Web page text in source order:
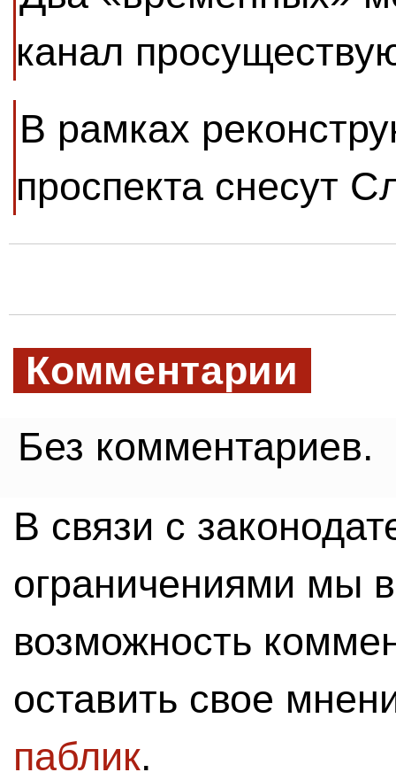
канал
В рамках
проспекта снесут
Комментарии
Без комментариев.
В связи с
ограничениями мы
возможность
оставить свое
паблик.